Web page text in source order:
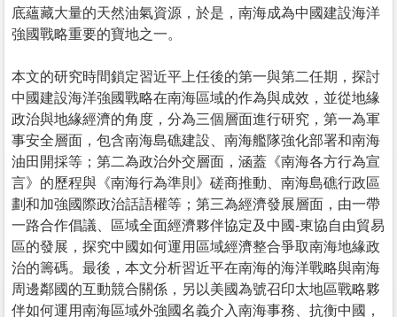
底蘊藏大量的天然油氣資源，於是，南海成為中國建設海洋
強國戰略重要的寶地之一。
本文的研究時間鎖定習近平上任後的第一與第二任期，探討
中國建設海洋強國戰略在南海區域的作為與成效，並從地緣
政治與地緣經濟的角度，分為三個層面進行研究，第一為軍
事安全層面，包含南海島礁建設、南海艦隊強化部署和南海
油田開採等；第二為政治外交層面，涵蓋《南海各方行為宣
言》的歷程與《南海行為準則》磋商推動、南海島礁行政區
劃和加強國際政治話語權等；第三為經濟發展層面，由一帶
一路合作倡議、區域全面經濟夥伴協定及中國-東協自由貿易
區的發展，探究中國如何運用區域經濟整合爭取南海地緣政
治的籌碼。最後，本文分析習近平在南海的海洋戰略與南海
周邊鄰國的互動競合關係，另以美國為號召印太地區戰略夥
伴如何運用南海區域外強國名義介入南海事務、抗衡中國，